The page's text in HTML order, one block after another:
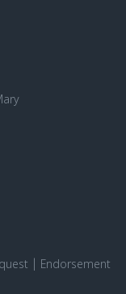
Endorsement